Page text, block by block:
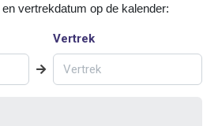
vertrekdatum op de kalender:
Vertrek